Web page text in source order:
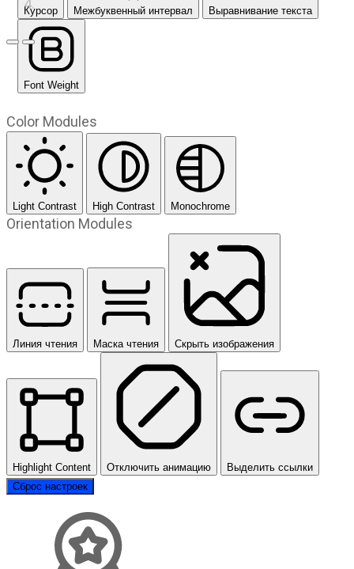
Предыдущий слайд
Следующий слайд
Курсор Межбуквенный интервал Выравнивание текста
Font Weight
Color Modules
Light Contrast High Contrast Monochrome
Orientation Modules
Линия чтения Маска чтения Скрыть изображения
Highlight Content Отключить анимацию
Выделить ссылки
Сброс настроек